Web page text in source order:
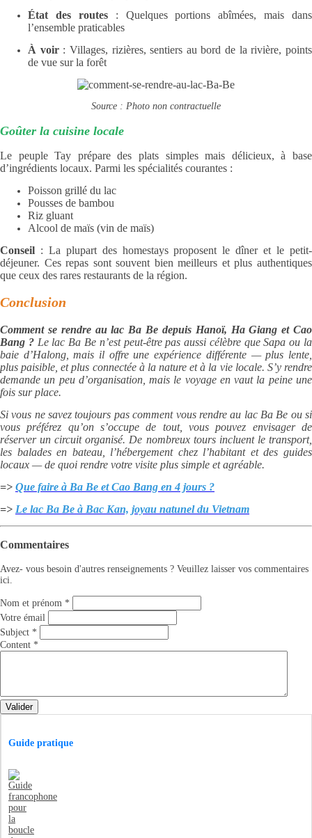
État des routes: Quelques portions abîmées, mais dans
l’ensemble praticables
À voir: Villages, rizières, sentiers au bord de la rivière, points
de vue sur la forêt
Source : Photo non contractuelle
Goûter la cuisine locale
Le peuple Tay prépare des plats simples mais délicieux, à base
d’ingrédients locaux. Parmi les spécialités courantes :
Poisson grillé du lac
Pousses de bambou
Riz gluant
Alcool de maïs (vin de maïs)
Conseil : La plupart des homestays proposent le dîner et le petit-
déjeuner. Ces repas sont souvent bien meilleurs et plus authentiques
que ceux des rares restaurants de la région.
Conclusion
Comment se rendre au lac Ba Be depuis Hanoï, Ha Giang et Cao
Bang ? Le lac Ba Be n’est peut-être pas aussi célèbre que Sapa ou la
baie d’Halong, mais il offre une expérience différente — plus lente,
plus paisible, et plus connectée à la nature et à la vie locale. S’y rendre
demande un peu d’organisation, mais le voyage en vaut la peine une
fois sur place.
Si vous ne savez toujours pas comment vous rendre au lac Ba Be ou si
vous préférez qu’on s’occupe de tout, vous pouvez envisager de
réserver un circuit organisé. De nombreux tours incluent le transport,
les balades en bateau, l’hébergement chez l’habitant et des guides
locaux — de quoi rendre votre visite plus simple et agréable.
=> Que faire à Ba Be et Cao Bang en 4 jours ?
=> Le lac Ba Be à Bac Kan, joyau natunel du Vietnam
Commentaires
Avez- vous besoin d'autres renseignements ? Veuillez laisser vos commentaires
ici.
Nom et prénom *
Votre émail
Subject *
Content *
Valider
Guide pratique